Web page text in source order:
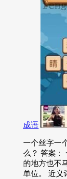
成语
一个丝字一
么？ 答案：
的地方也不
单位。 近义